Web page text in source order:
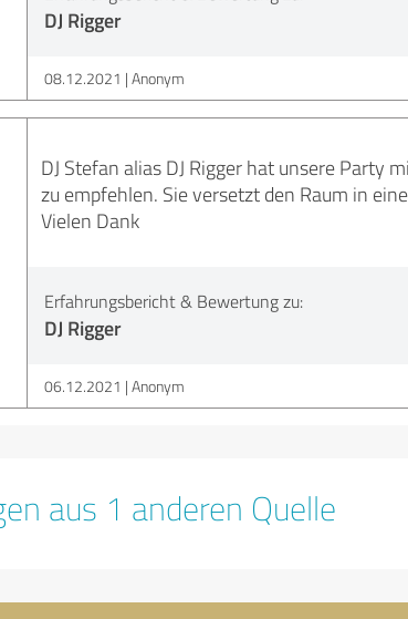
DJ Rigger
08.12.2021 Anonym
DJ Stefan alias DJ Rigger hat unsere Party
zu empfehlen. Sie versetzt den Raum in
Vielen Dank
Erfahrungsbericht & Bewertung zu:
DJ Rigger
06.12.2021 Anonym
aus 1 anderen Quelle